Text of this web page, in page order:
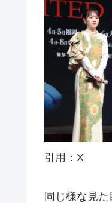
引用：X
同じ様な見た